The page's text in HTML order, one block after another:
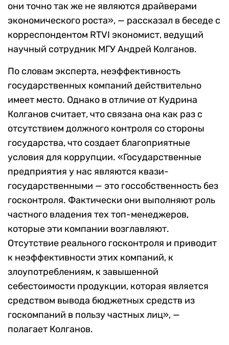
они точно так же не являются драйверами
экономического роста», — рассказал в беседе с
корреспондентом RTVI экономист, ведущий
научный сотрудник МГУ Андрей Колганов.
По словам эксперта, неэффективность
государственных компаний действительно
имеет место. Однако в отличие от Кудрина
Колганов считает, что связана она как раз с
отсутствием должного контроля со стороны
государства, что создает благоприятные
условия для коррупции. «Государственные
предприятия у нас являются квази-
государственными — это госсобственность без
госконтроля. Фактически они выполняют роль
частного владения тех топ-менеджеров,
которые эти компании возглавляют.
Отсутствие реального госконтроля и приводит
к неэффективности этих компаний, к
злоупотреблениям, к завышенной
себестоимости продукции, которая является
средством вывода бюджетных средств из
госкомпаний в пользу частных лиц», —
полагает Колганов.